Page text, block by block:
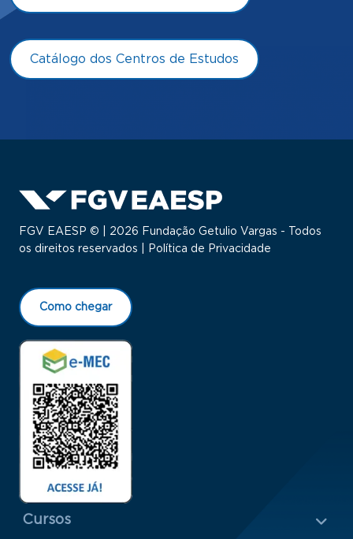
Catálogo dos Centros de Estudos
FGV EAESP © | 2026 Fundação Getulio Vargas - Todos
os direitos reservados |
Política de Privacidade
Como chegar
Menu Rodapé 1
Cursos